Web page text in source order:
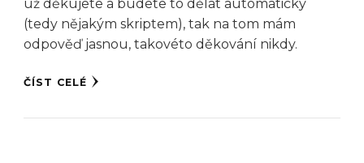
už děkujete a budete to dělat automaticky
(tedy nějakým skriptem), tak na tom mám
odpověď jasnou, takovéto děkování nikdy.
ČÍST CELÉ